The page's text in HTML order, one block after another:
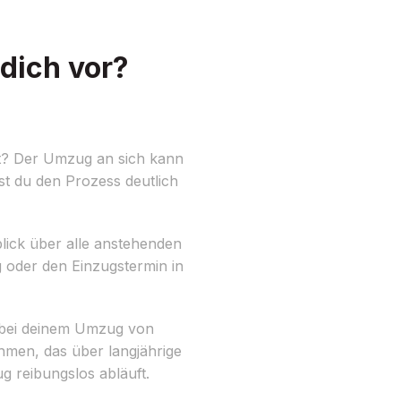
vor?
Der Umzug an sich kann
du den Prozess deutlich
über alle anstehenden
den Einzugstermin in
deinem Umzug von
das über langjährige
reibungslos abläuft.